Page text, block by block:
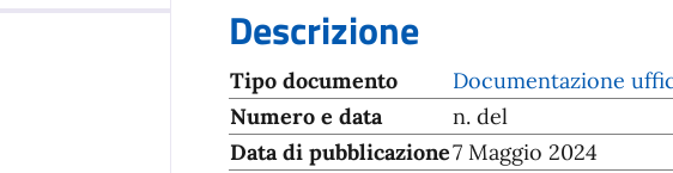
Descrizione
Tipo documento Documentazione
Numero e data
n. del
Data di pubblicazione7 Maggio 2024